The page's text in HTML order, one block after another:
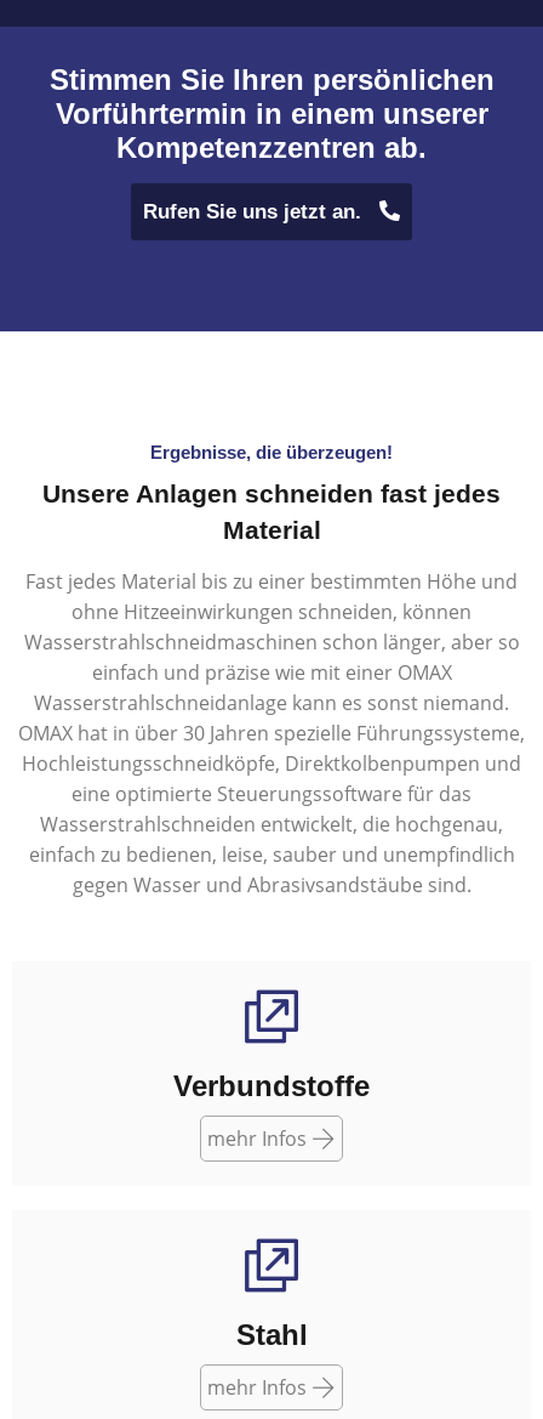
Stimmen Sie Ihren persönlichen
Vorführtermin in einem unserer
Kompetenzzentren ab.
Rufen Sie uns jetzt an.
Ergebnisse, die überzeugen!
Unsere Anlagen schneiden fast jedes
Material
Fast jedes Material bis zu einer bestimmten Höhe und
ohne Hitzeeinwirkungen schneiden, können
Wasserstrahlschneidmaschinen schon länger, aber so
einfach und präzise wie mit einer OMAX
Wasserstrahlschneidanlage kann es sonst niemand.
OMAX hat in über 30 Jahren spezielle Führungssysteme,
Hochleistungsschneidköpfe, Direktkolbenpumpen und
eine optimierte Steuerungssoftware für das
Wasserstrahlschneiden entwickelt, die hochgenau,
einfach zu bedienen, leise, sauber und unempfindlich
gegen Wasser und Abrasivsandstäube sind.
Verbundstoffe
mehr Infos
Stahl
mehr Infos